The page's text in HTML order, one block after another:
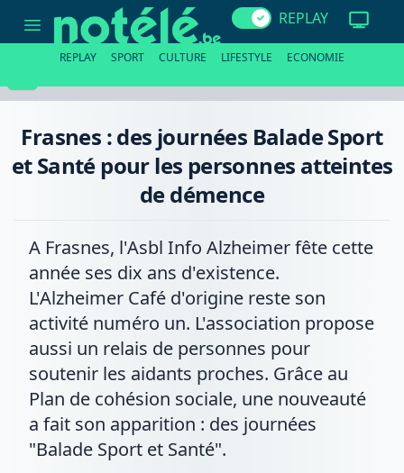
et
atteintes
REPLAY
REPLAY SPORT CULTURE LIFESTYLE ECONOMIE
Frasnes : des journées Balade Sport
et Santé pour les personnes atteintes
de démence
A Frasnes, l'Asbl Info Alzheimer fête cette
année ses dix ans d'existence.
L'Alzheimer Café d'origine reste son
activité numéro un. L'association propose
aussi un relais de personnes pour
soutenir les aidants proches. Grâce au
Plan de cohésion sociale, une nouveauté
a fait son apparition : des journées
"Balade Sport et Santé".